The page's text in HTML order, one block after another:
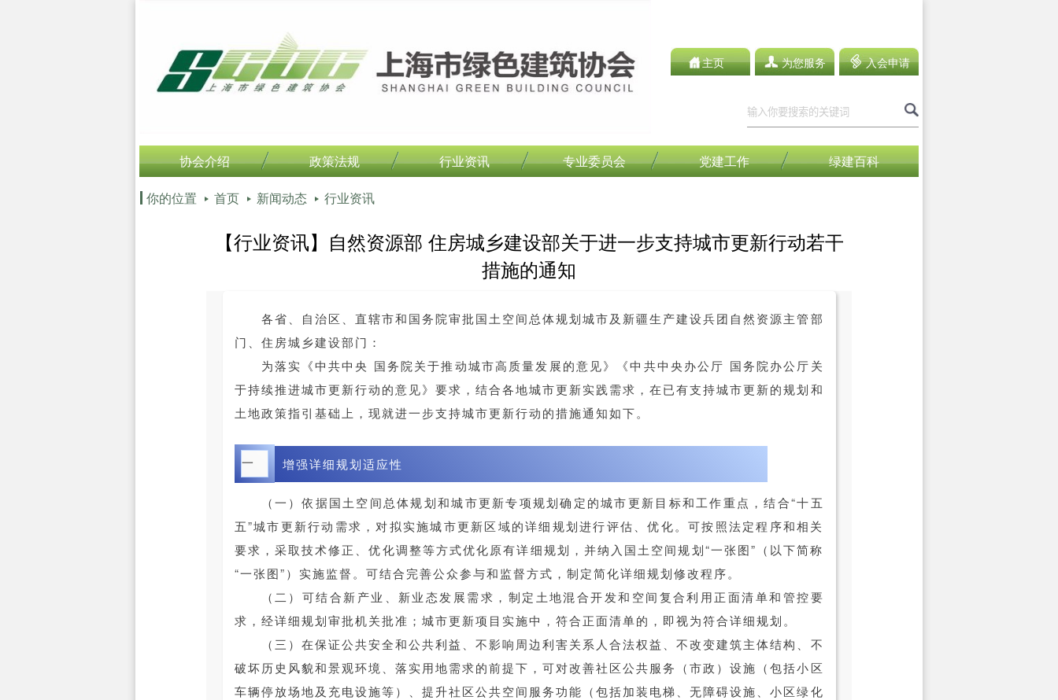
主页 为您服务 入会申请
协会介绍 政策法规 行业资讯 专业委员会 党建工作 绿建百科
你的位置 首页 新闻动态 行业资讯
【行业资讯】自然资源部 住房城乡建设部关于进一步支持城市更新行动若干
措施的通知
各省、自治区、直辖市和国务院审批国土空间总体规划城市及新疆生产建设兵团自然资源主管部
门、住房城乡建设部门：
为落实《中共中央 国务院关于推动城市高质量发展的意见》《中共中央办公厅 国务院办公厅关
于持续推进城市更新行动的意见》要求，结合各地城市更新实践需求，在已有支持城市更新的规划和
土地政策指引基础上，现就进一步支持城市更新行动的措施通知如下。
一 增强详细规划适应性
（一）依据国土空间总体规划和城市更新专项规划确定的城市更新目标和工作重点，结合“十五
五”城市更新行动需求，对拟实施城市更新区域的详细规划进行评估、优化。可按照法定程序和相关
要求，采取技术修正、优化调整等方式优化原有详细规划，并纳入国土空间规划“一张图”（以下简称
“一张图”）实施监督。可结合完善公众参与和监督方式，制定简化详细规划修改程序。
（二）可结合新产业、新业态发展需求，制定土地混合开发和空间复合利用正面清单和管控要
求，经详细规划审批机关批准；城市更新项目实施中，符合正面清单的，即视为符合详细规划。
（三）在保证公共安全和公共利益、不影响周边利害关系人合法权益、不改变建筑主体结构、不
破坏历史风貌和景观环境、落实用地需求的前提下，可对改善社区公共服务（市政）设施（包括小区
车辆停放场地及充电设施等）、提升社区公共空间服务功能（包括加装电梯、无障碍设施、小区绿化